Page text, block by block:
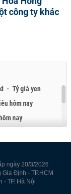
công ty khác
Tỷ giá yen
hôm nay
nay
ngày 20/3/2026
Định - TP.HCM
- TP. Hà Nội